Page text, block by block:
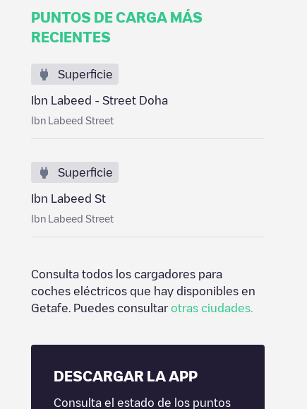
PUNTOS DE CARGA MÁS
RECIENTES
Superficie
Ibn Labeed - Street ‌Doha
Ibn Labeed Street
Superficie
Ibn Labeed St
Ibn Labeed Street
Consulta todos los cargadores para
coches eléctricos que hay disponibles en
Getafe . Puedes consultarotras ciudades.
DESCARGAR LA APP
Consulta el estado de los puntos